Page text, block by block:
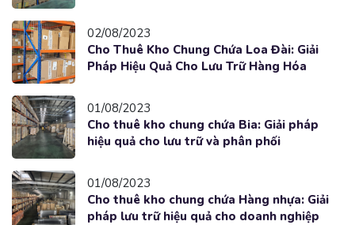
02/08/2023
Cho Thuê Kho Chung Chứa Loa Đài: Giải
Pháp Hiệu Quả Cho Lưu Trữ Hàng Hóa
01/08/2023
Cho thuê kho chung chứa Bia: Giải pháp
hiệu quả cho lưu trữ và phân phối
01/08/2023
Cho thuê kho chung chứa Hàng nhựa: Giải
pháp lưu trữ hiệu quả cho doanh nghiệp